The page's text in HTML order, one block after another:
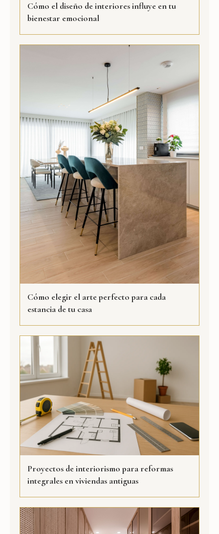
Cómo el diseño de interiores influye en tu
bienestar emocional
Cómo elegir el arte perfecto para cada
estancia de tu casa
Proyectos de interiorismo para reformas
integrales en viviendas antiguas